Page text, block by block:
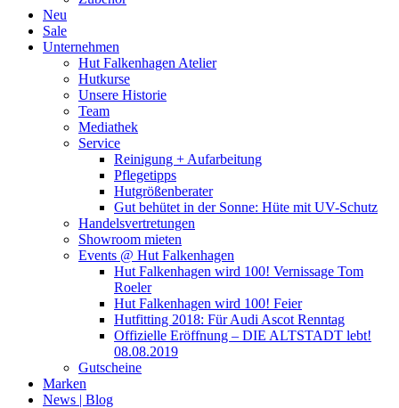
Neu
Sale
Unternehmen
Hut Falkenhagen Atelier
Hutkurse
Unsere Historie
Team
Mediathek
Service
Reinigung + Aufarbeitung
Pflegetipps
Hutgrößenberater
Gut behütet in der Sonne: Hüte mit UV-Schutz
Handelsvertretungen
Showroom mieten
Events @ Hut Falkenhagen
Hut Falkenhagen wird 100! Vernissage Tom
Roeler
Hut Falkenhagen wird 100! Feier
Hutfitting 2018: Für Audi Ascot Renntag
Offizielle Eröffnung – DIE ALTSTADT lebt!
08.08.2019
Gutscheine
Marken
News | Blog